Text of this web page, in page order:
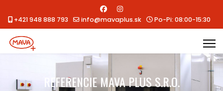
+421 948 888 793 info@mavaplus.sk Po-Pi: 08:00-15:30
REFERENCIE MAVA PLUS S.R.O.